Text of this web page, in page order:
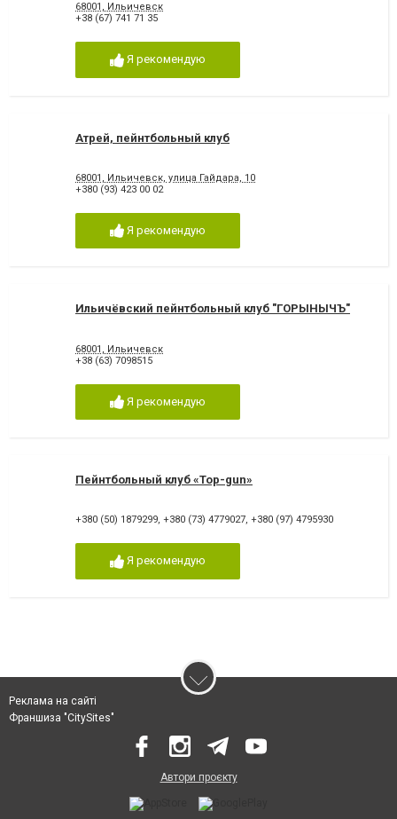
68001, Ильичевск
+38 (67) 741 71 35
Я рекомендую
Атрей, пейнтбольный клуб
68001, Ильичевск, улица Гайдара, 10
+380 (93) 423 00 02
Я рекомендую
Ильичёвский пейнтбольный клуб "ГОРЫНЫЧЪ"
68001, Ильичевск
+38 (63) 7098515
Я рекомендую
Пейнтбольный клуб «Top-gun»
+380 (50) 1879299, +380 (73) 4779027, +380 (97) 4795930
Я рекомендую
Реклама на сайті
Франшиза "CitySites"
Автори проєкту